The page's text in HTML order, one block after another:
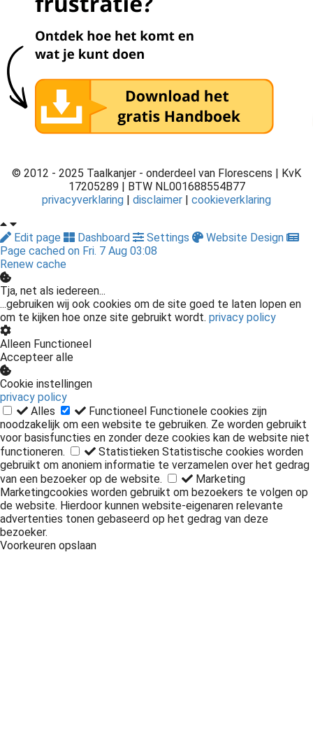
© 2012 - 2025 Taalkanjer - onderdeel van Florescens | KvK
17205289 | BTW NL001688554B77
privacyverklaring
disclaimer cookieverklaring
Edit page Dashboard Settings
Website Design
Page cached on Fri. 7 Aug 03:08
Renew cache
Tja, net als iedereen...
...gebruiken wij ook cookies om de site goed te laten lopen en
om te kijken hoe onze site gebruikt wordt. privacy policy
Alleen Functioneel
Accepteer alle
Cookie instellingen
privacy policy
Alles
Functioneel Functionele cookies zijn
noodzakelijk om een website te gebruiken. Ze worden gebruikt
voor basisfuncties en zonder deze cookies kan de website niet
functioneren.
Statistieken Statistische cookies worden
gebruikt om anoniem informatie te verzamelen over het gedrag
van een bezoeker op de website.
Marketing
Marketingcookies worden gebruikt om bezoekers te volgen op
de website. Hierdoor kunnen website-eigenaren relevante
advertenties tonen gebaseerd op het gedrag van deze
bezoeker.
Voorkeuren opslaan